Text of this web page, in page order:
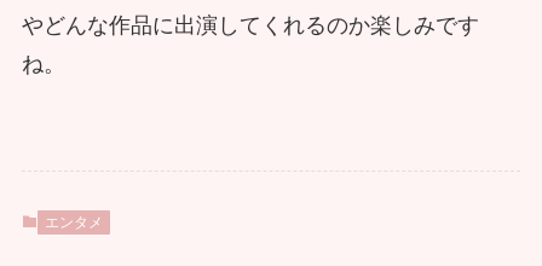
やどんな作品に出演してくれるのか楽しみです
ね。
エンタメ